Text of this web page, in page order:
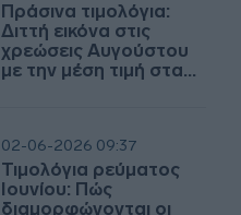
Πράσινα τιμολόγια:
Διττή εικόνα στις
χρεώσεις Αυγούστου
με την μέση τιμή στα
02-06-2026 09:37
Τιμολόγια ρεύματος
Ιουνίου: Πώς
διαμορφώνονται οι